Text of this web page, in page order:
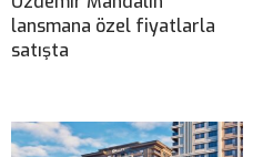
lansmana özel fiyatlarla
satışta